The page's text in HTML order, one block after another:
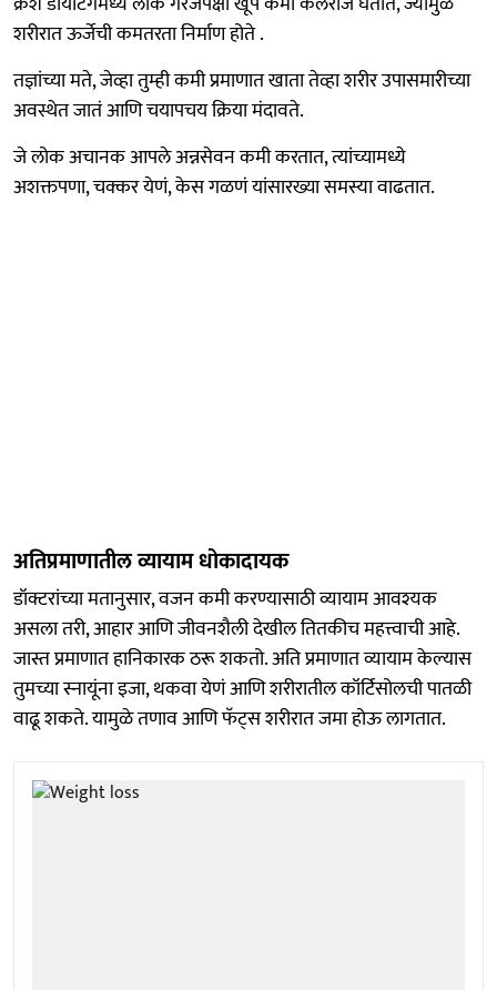
शरीरात ऊर्जेची कमतरता निर्माण होते .
तज्ञांच्या मते, जेव्हा तुम्ही कमी प्रमाणात खाता तेव्हा शरीर उपासमारीच्या
अवस्थेत जातं आणि चयापचय क्रिया मंदावते.
जे लोक अचानक आपले अन्नसेवन कमी करतात, त्यांच्यामध्ये
अशक्तपणा, चक्कर येणं, केस गळणं यांसारख्या समस्या वाढतात.
अतिप्रमाणातील व्यायाम धोकादायक
डॉक्टरांच्या मतानुसार, वजन कमी करण्यासाठी व्यायाम आवश्यक
असला तरी, आहार आणि जीवनशैली देखील तितकीच महत्त्वाची आहे.
जास्त प्रमाणात हानिकारक ठरू शकतो. अति प्रमाणात व्यायाम केल्यास
तुमच्या स्नायूंना इजा, थकवा येणं आणि शरीरातील कॉर्टिसोलची पातळी
वाढू शकते. यामुळे तणाव आणि फॅट्स शरीरात जमा होऊ लागतात.